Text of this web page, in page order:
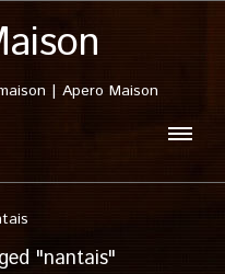
| Apero Maison
"nantais"